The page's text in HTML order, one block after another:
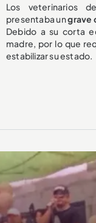
Los veterinarios
presentaba ungrave
Debido a su corta
madre, por lo que
estabilizar su estado.